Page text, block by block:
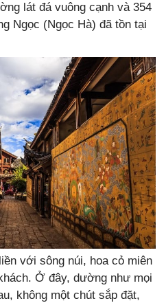
lát đá vuông cạnh và 354
Ngọc (Ngọc Hà) đã tồn tại
với sông núi, hoa cỏ miên
Ở đây, dường như mọi
không một chút sắp đặt,